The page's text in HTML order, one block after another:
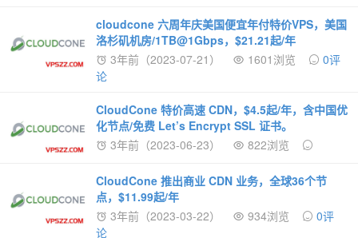
cloudcone 六周年庆美国便宜年付特价VPS，美国
洛杉矶机房/1TB@1Gbps，$21.21起/年
3年前（2023-07-21）
1601浏览
0评
论
CloudCone 特价高速 CDN，$4.5起/年，含中国优
化节点/免费 Let’s Encrypt SSL 证书。
3年前（2023-06-23）
822浏览
CloudCone 推出商业 CDN 业务，全球36个节
点，$11.99起/年
3年前（2023-03-22）
934浏览
0评
论